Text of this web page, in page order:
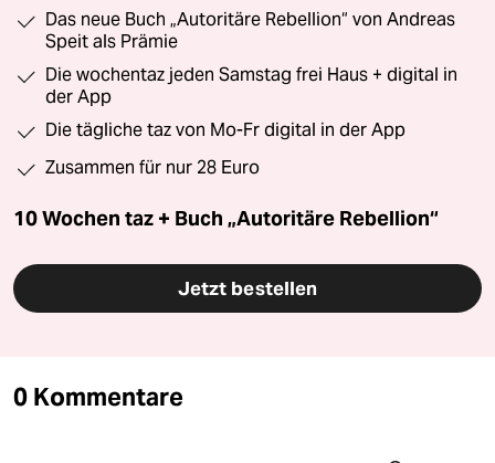
Das neue Buch „Autoritäre Rebellion“ von Andreas
Speit als Prämie
Die wochentaz jeden Samstag frei Haus + digital in
der App
Die tägliche taz von Mo-Fr digital in der App
Zusammen für nur 28 Euro
10 Wochen taz + Buch „Autoritäre Rebellion“
Jetzt bestellen
0 Kommentare